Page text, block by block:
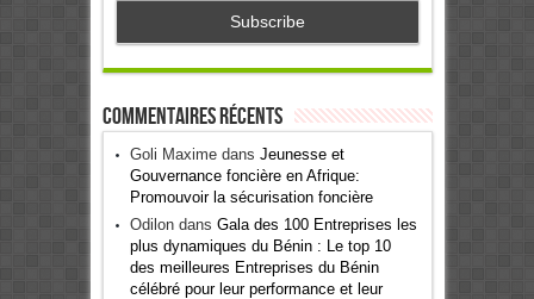
Commentaires récents
Goli Maximedans Jeunesse et
Gouvernance foncière en Afrique:
Promouvoir la sécurisation foncière
Odilondans Gala des 100 Entreprises les
plus dynamiques du Bénin : Le top 10
des meilleures Entreprises du Bénin
célébré pour leur performance et leur